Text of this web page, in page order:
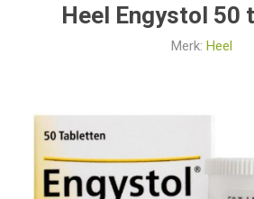
Heel Engystol 50
Merk: Heel